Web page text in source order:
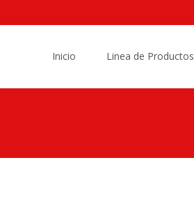
Inicio Linea de Productos